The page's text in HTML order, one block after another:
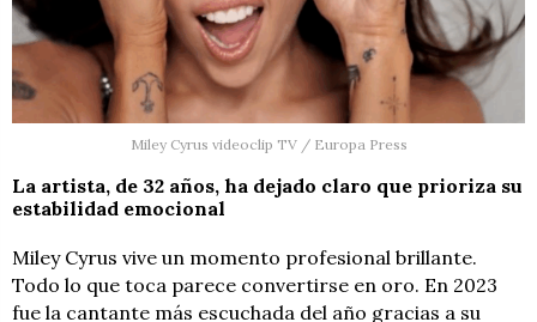
Miley Cyrus videoclip TV / Europa Press
La artista, de 32 años, ha dejado claro que prioriza su
estabilidad emocional
Miley Cyrus vive un momento profesional brillante.
Todo lo que toca parece convertirse en oro. En 2023
fue la cantante más escuchada del año gracias a su